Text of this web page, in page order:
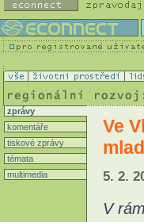
zprávy
komentáře
tiskové zprávy
témata
multimedia
Ve
5. 2.
V